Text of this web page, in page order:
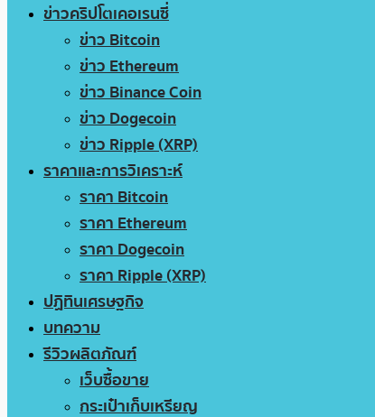
ข่าวคริปโตเคอเรนซี่
ข่าว Bitcoin
ข่าว Ethereum
ข่าว Binance Coin
ข่าว Dogecoin
ข่าว Ripple (XRP)
ราคาและการวิเคราะห์
ราคา Bitcoin
ราคา Ethereum
ราคา Dogecoin
ราคา Ripple (XRP)
ปฏิทินเศรษฐกิจ
บทความ
รีวิวผลิตภัณฑ์
เว็บซื้อขาย
กระเป๋าเก็บเหรียญ